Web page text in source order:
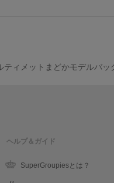
ティメットまどかモデルバ
ヘルプ＆ガイド
SuperGroupiesとは？